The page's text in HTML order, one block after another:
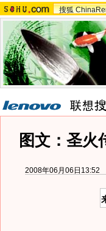
搜狐
图文：圣火
2008年06月06日13:52